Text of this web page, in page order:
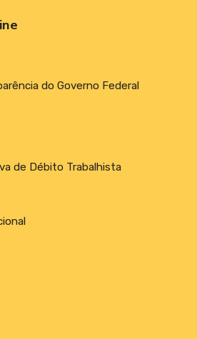
do Governo Federal
de Débito Trabalhista